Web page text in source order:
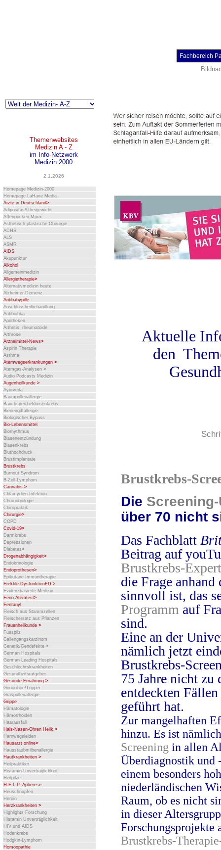
Fachbereich
Themenwebsites
Medizin A - Z
im Info-Netzwerk
Medizin 2000
2.1.2026
Homepage Medizin-2000
Homepage LaHave Media
Ärzte in Deutschland>
Adipositas/Übergewicht
Affenpocken,Mpox
Ästhetisch plastische Chirurgie
ADHS
ALS
ASMR
AIDS
Akupunktur
Alkohol
Allgemeinmedizin
Allergietherapie>
Alternativmedizin heute
Alzheimer-Demenz
Antibabypille
Anschlussheilbehandlung
Antibiotika
Apotheken
Arthritis, rheumatoide
Arthrose
Arzneimittel-News>
Aspirin Therapie
Asthma
Atemwegserkrankungen >
Atemgas-Analysen >
Audio Podcasts Medizin
Augenheilkunde >
Ayurveda
Baumpollenallergie
Bauchspeicheldrüsenkrebs
Bienengiftallergie
Biologischer Bypass
Bio-Lebensmittel
Biorhythmus
Blasenentzündung
Blasenkrebs
Bluthochdruck
Brustimplantate
Brustkrebs
Burnout Syndrom
B-Zell-Lymphom
Cannabis >
Chlamydien Infektion
Chronobiologie
Chiropraktik
Chirurgie>
COPD
Covid-19>
Darmkrebs
Depressionen
Diabetes>
Drogenabhängigkeit>
Endokrinologie
Endoprothesen>
Epikutane Immuntherapie
Erektile DysfunktionED >
Evidenzbasierte Medizin
Feno Atemtest>
Fentanyl
Fleisch aus Stammzellen
Fleischersatz aus Pflanzen
Frauenheilkunde >
Fusspilz
Gallengangskarzinom
Genetik/Gendefekte >
German Hospitals
German Leading Hospitals
Geschlechtskrankheiten
Gesundheitsratgeber
Gesunde Ernährung >
Gonorrhoe/Tripper
Graspollenallergie
Grippe
Hämatologie
Hämorrhoiden
Haarausfall
Hals-Nasen-Ohren Heilk. >
Harnwegsleiden
Hausarzt online>
Hausstaubmilbenallergie
Hautkrankheiten >
Heilpraktiker
Histamin-Unverträglichkeit
Heilpilze
H.E.L.P.-Apherese
Heuschnupfen
Heroin
Herzkrankheiten >
Highlights Forschung
Histamin Unverträglichkeit
HIV und AIDS
Hodenkrebs
Hodgkin-Lymphom
Homöopathie
Aktuelle
den
Brustkrebs-
Die
über 70 nicht
Das Fachblatt
Beitrag auf
Brustkrebs-
die Frage
sinnvoll ist, das
Programm auf
sind.
Eine an der
nämlich jetzt
Brustkrebs-
75 Jahre nicht zu
entdeckten
geführt hat.
Zur mangelhaften
hinzu. Es ist
Screening in allen
Überdiagnostik und
einem besonders
niederländischen
Raum, ob es nicht
in dieser
Forschungsprojekte
Brustkrebs-